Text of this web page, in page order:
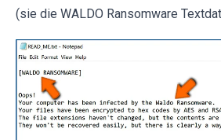
(sie die WALDO Ransomware